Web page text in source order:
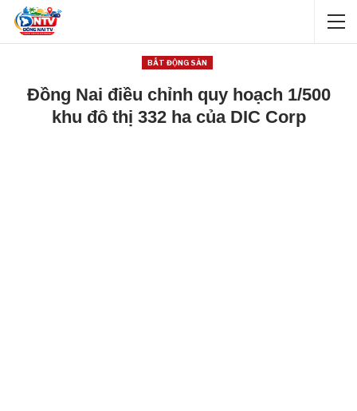
BẤT ĐỘNG SẢN
Đồng Nai điều chỉnh quy hoạch 1/500
khu đô thị 332 ha của DIC Corp